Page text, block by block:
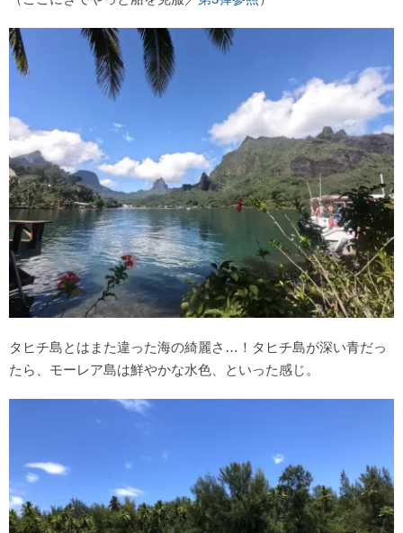
タヒチ島とはまた違った海の綺麗さ…！タヒチ島が深い青だっ
たら、モーレア島は鮮やかな水色、といった感じ。